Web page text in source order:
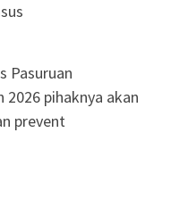
Pasuruan
pihaknya akan
prevent